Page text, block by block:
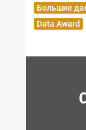
Большие
Data Award